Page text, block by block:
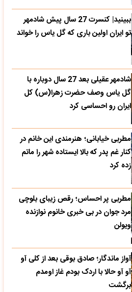
ببینید| کنسرت 27 سال پیش شادمهر
تو ایران اولین باری که گل یاس را خواند
شادمهر عقیلی بعد 27 سال دوباره با
گل یاس وصف حضرت زهرا(س) کل
ایران رو احساسی کرد
مطربی خیابانی؛ هنرمندی این خانم در
کنار غم پدر که بالا ایستاده شهر را ماتم
زده کرد
مطربی پر احساس؛ رقص زیبای بلوچی
مرد جوان در بی خبری خانوم نوازنده
ویولن
آواز ماندگار؛ صادق بوقی بعد از کلی آو
آو آو حالا با اردک بودم غاز اومدم
برگشت